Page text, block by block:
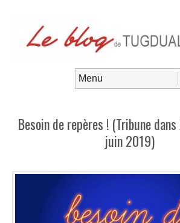
Besoin de repères ! (Tribune
juin 2019)